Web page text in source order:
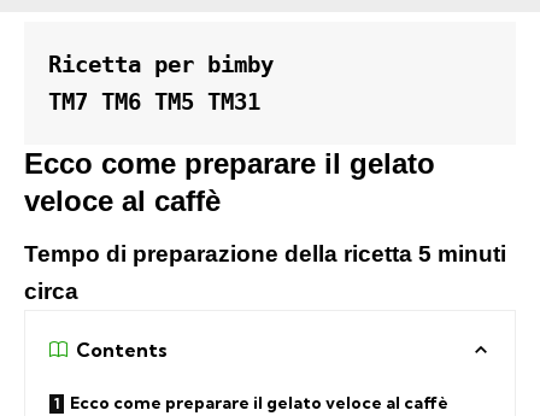
Ricetta per bimby
TM7 TM6 TM5 TM31
Ecco come preparare il gelato
veloce al caffè
Tempo di preparazione della ricetta 5 minuti
circa
Contents
Ecco come preparare il gelato veloce al caffè